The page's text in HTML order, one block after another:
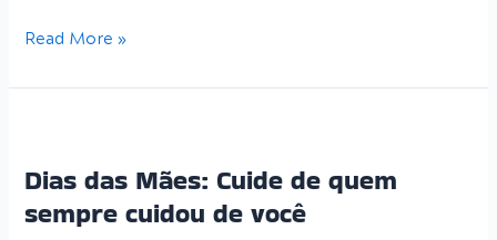
Read More »
Dias das Mães: Cuide de quem
sempre cuidou de você
Mães:
Cuide